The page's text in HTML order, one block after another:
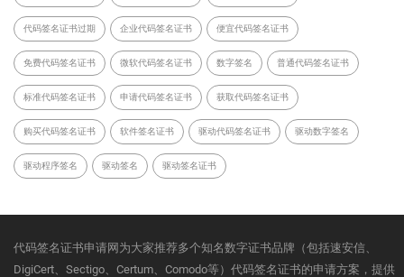
代码签名证书过期 企业代码签名证书 便宜代码签名证书
免费代码签名证书 微软代码签名证书 数字签名 普通代码签名证书
标准代码签名证书 申请代码签名证书 获取代码签名证书
购买代码签名证书 软件签名证书 驱动代码签名证书 驱动数字签名
驱动程序签名 驱动签名 驱动签名证书
代码签名证书申请网为大家推荐多个知名数字证书品牌（包括速安信、
DigiCert、Sectigo、Certum、Comodo等）代码签名证书的申请方案，提供